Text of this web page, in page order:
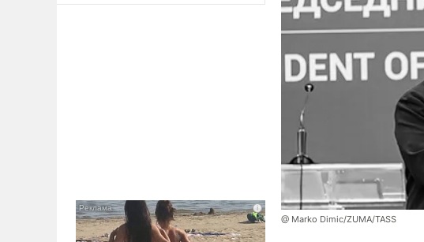
@ Marko Dimic/ZUMA/TASS